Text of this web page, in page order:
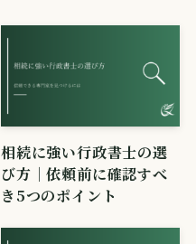
相続に強い行政書士の選
び方｜依頼前に確認すべ
き5つのポイント